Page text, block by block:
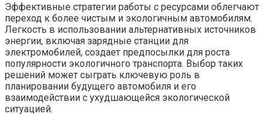
Эффективные стратегии работы с ресурсами облегчают
переход к более чистым и экологичным автомобилям.
Легкость в использовании альтернативных источников
энергии, включая зарядные станции для
электромобилей, создает предпосылки для роста
популярности экологичного транспорта. Выбор таких
решений может сыграть ключевую роль в
планировании будущего автомобиля и его
взаимодействии с ухудшающейся экологической
ситуацией.